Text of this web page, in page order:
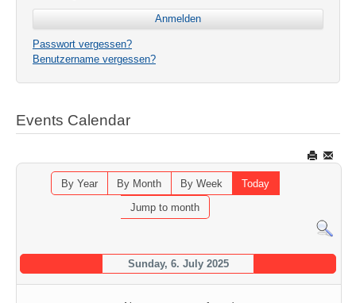
Passwort vergessen?
Benutzername vergessen?
Events Calendar
By Year By Month By Week
Today
Jump to month
Sunday, 6. July 2025